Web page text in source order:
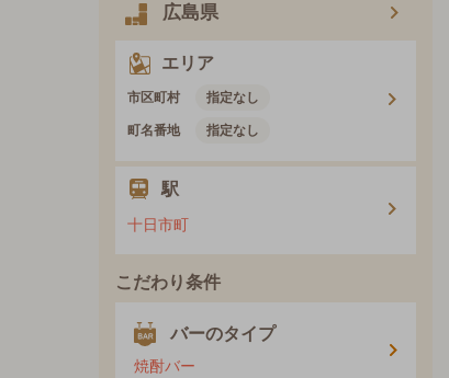
広島県
エリア
市区町村 指定なし
町名番地 指定なし
駅
十日市町
こだわり条件
バーのタイプ
焼酎バー